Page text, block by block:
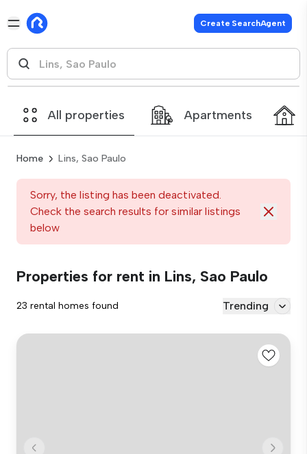
Create SearchAgent
All properties Apartments
Home Lins, Sao Paulo
Sorry, the listing has been deactivated.
Check the search results for similar listings
below
Properties for rent in Lins, Sao Paulo
23 rental homes found Trending